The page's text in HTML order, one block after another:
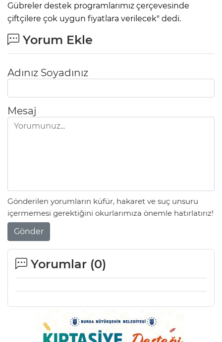
Gübreler destek programlarımız çerçevesinde
çiftçilere çok uygun fiyatlara verilecek" dedi.
Yorum Ekle
Adınız Soyadınız
Mesaj
Gönderilen yorumların küfür, hakaret ve suç unsuru
içermemesi gerektiğini okurlarımıza önemle hatırlatırız!
Gönder
Yorumlar (0)